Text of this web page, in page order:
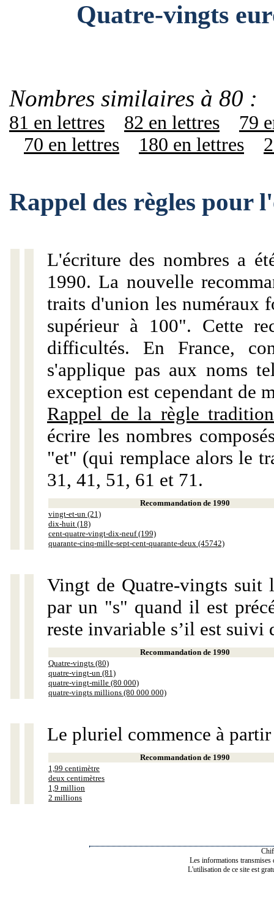
Quatre-vingts
Nombres similaires à 80 :
81 en lettres 82 en lettres
79
70 en lettres
180 en lettres
Rappel des règles pour
L'écriture des nombres a
1990. La nouvelle
traits d'union les numéraux
supérieur à 100". Cette
difficultés. En France,
s'applique pas aux noms
exception est cependant de
Rappel de la règle
écrire les nombres
"et" (qui remplace alors le
31, 41, 51, 61 et 71.
Recommandation de 1990
vingt-et-un (21)
dix-huit (18)
cent-quatre-vingt-dix-neuf (199)
quarante-cinq-mille-sept-cent-quarante-deux (45742)
Vingt de Quatre-vingts suit
par un "s" quand il est
reste invariable s’il est suivi
Recommandation de 1990
Quatre-vingts (80)
quatre-vingt-un (81)
quatre-vingt-mille (80 000)
quatre-vingts millions (80 000 000)
Le pluriel commence à
Recommandation de 1990
1,99 centimètre
deux centimètres
1,9 million
2 millions
Les informations transmises
L'utilisation de ce site est